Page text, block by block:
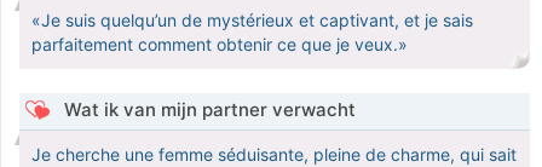
«Je suis quelqu’un de mystérieux et captivant, et je sais
parfaitement comment obtenir ce que je veux.»
Wat ik van mijn partner verwacht
Je cherche une femme séduisante, pleine de charme, qui sait